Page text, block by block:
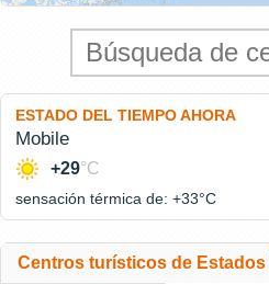
ESTADO DEL TIEMPO AHORA
Mobile
+29°C
sensación térmica de: +33°C
Centros turísticos de